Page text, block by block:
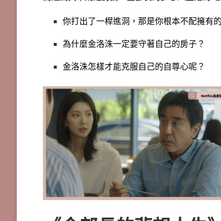
你打出了一桿進洞，那是你根本不配擁有
為什麼金洛洙一定要守著自己的房子？
金洛洙怎樣才能克服自己的自尊心呢？